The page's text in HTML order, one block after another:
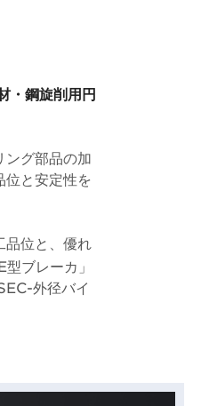
・鋼旋削用円
ング部品の加
位と安定性を
品位と、優れ
型ブレーカ」
外径バイ